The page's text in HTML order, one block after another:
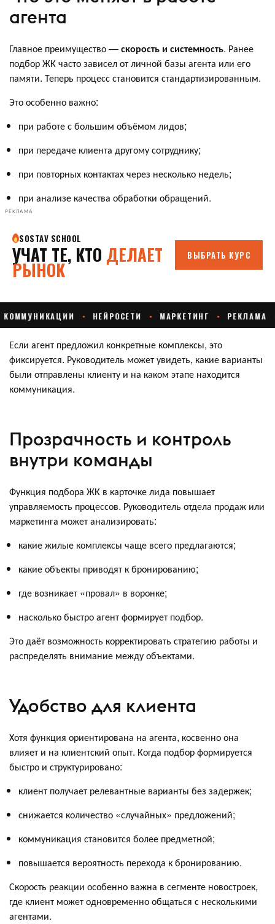
агента
Главное преимущество —скорость и системность. Ранее
подбор ЖК часто зависел от личной базы агента или его
памяти. Теперь процесс становится стандартизированным.
Это особенно важно:
при работе с большим объёмом лидов;
при передаче клиента другому сотруднику;
при повторных контактах через несколько недель;
при анализе качества обработки обращений.
РЕКЛАМА
Если агент предложил конкретные комплексы, это
фиксируется. Руководитель может увидеть, какие варианты
были отправлены клиенту и на каком этапе находится
коммуникация.
Прозрачность и контроль
внутри команды
Функция подбора ЖК в карточке лида повышает
управляемость процессов. Руководитель отдела продаж или
маркетинга может анализировать:
какие жилые комплексы чаще всего предлагаются;
какие объекты приводят к бронированию;
где возникает «провал» в воронке;
насколько быстро агент формирует подбор.
Это даёт возможность корректировать стратегию работы и
распределять внимание между объектами.
Удобство для клиента
Хотя функция ориентирована на агента, косвенно она
влияет и на клиентский опыт. Когда подбор формируется
быстро и структурировано:
клиент получает релевантные варианты без задержек;
снижается количество «случайных» предложений;
коммуникация становится более предметной;
повышается вероятность перехода к бронированию.
Скорость реакции особенно важна в сегменте новостроек,
где клиент может одновременно общаться с несколькими
агентами.